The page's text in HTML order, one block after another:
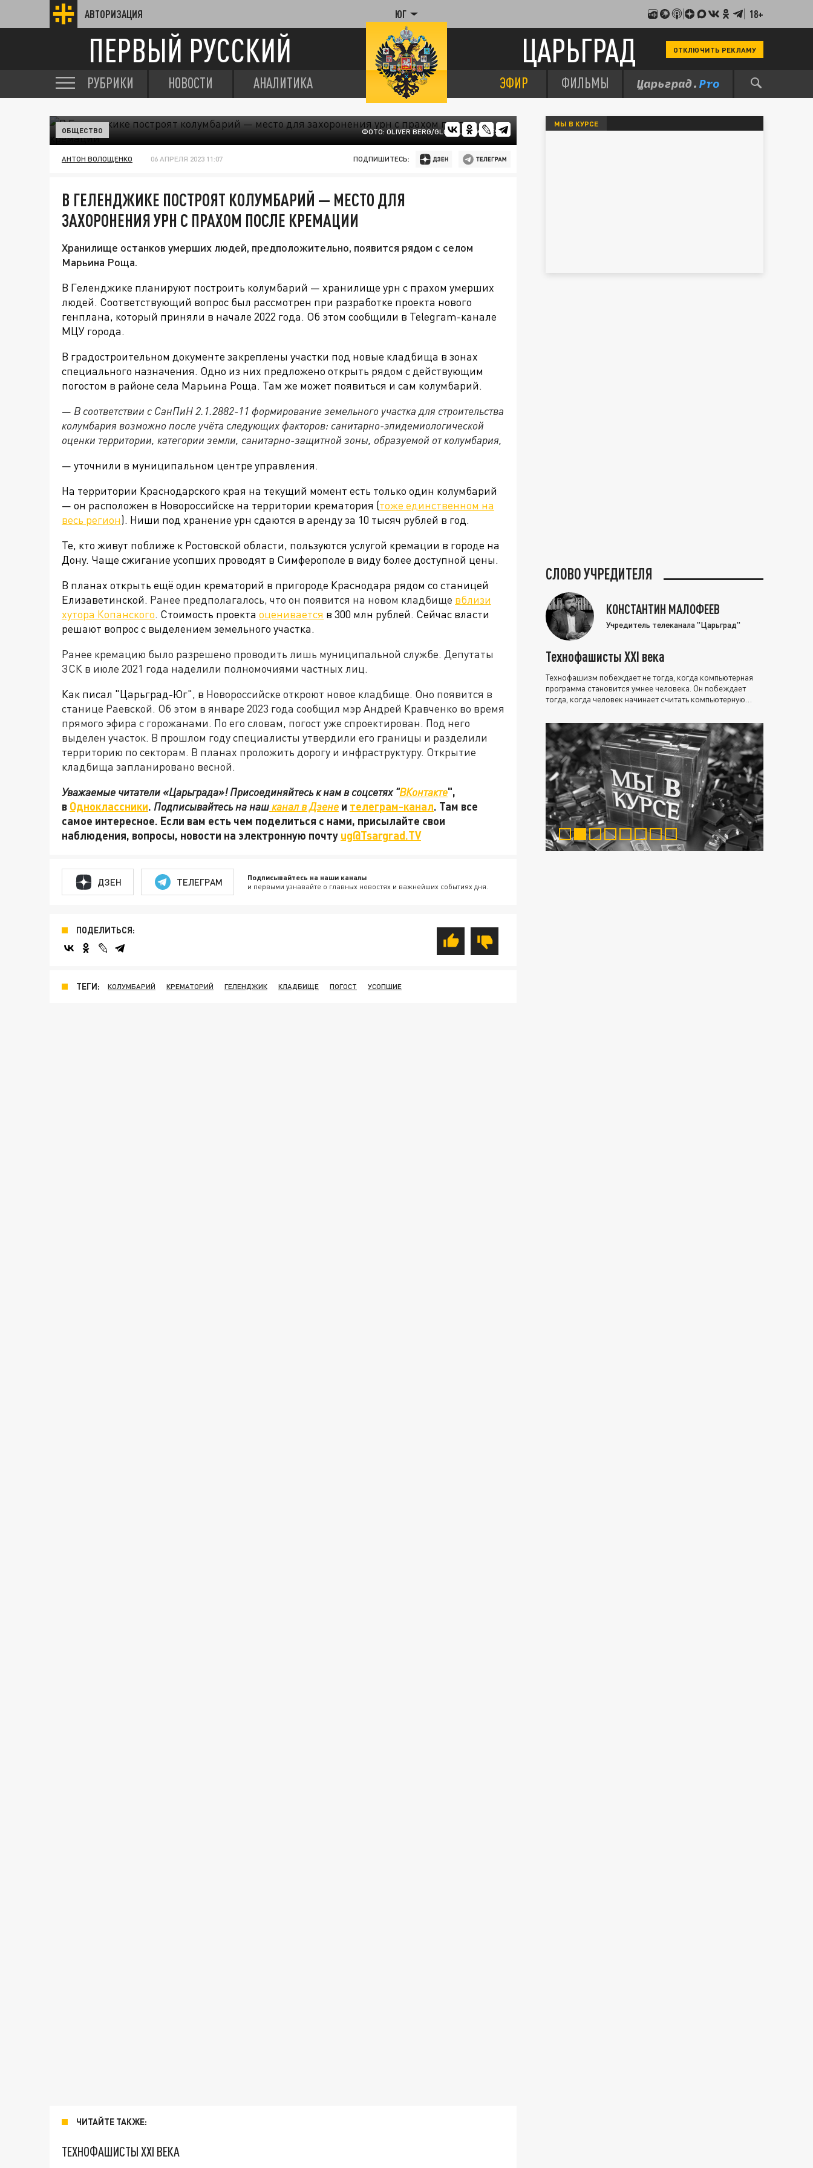
АВТОРИЗАЦИЯ ЮГ 18+
ПЕРВЫЙ РУССКИЙ ЦАРЬГРАД ОТКЛЮЧИТЬ РЕКЛАМУ
РУБРИКИ НОВОСТИ АНАЛИТИКА ЭФИР ФИЛЬМЫ
ФОТО: OLIVER BERG/GLOBALLOOKPRESS
ОБЩЕСТВО
АНТОН ВОЛОЩЕНКО 06 АПРЕЛЯ 2023 11:07 ПОДПИШИТЕСЬ:
В ГЕЛЕНДЖИКЕ ПОСТРОЯТ КОЛУМБАРИЙ — МЕСТО ДЛЯ
ЗАХОРОНЕНИЯ УРН С ПРАХОМ ПОСЛЕ КРЕМАЦИИ
Хранилище останков умерших людей, предположительно, появится рядом с селом
Марьина Роща.
В Геленджике планируют построить колумбарий — хранилище урн с прахом умерших
людей. Соответствующий вопрос был рассмотрен при разработке проекта нового
генплана, который приняли в начале 2022 года. Об этом сообщили в Telegram-канале
МЦУ города.
В градостроительном документе закреплены участки под новые кладбища в зонах
специального назначения. Одно из них предложено открыть рядом с действующим
погостом в районе села Марьина Роща. Там же может появиться и сам колумбарий.
— В соответствии с СанПиН 2.1.2882-11 формирование земельного участка для строительства
колумбария возможно после учёта следующих факторов: санитарно-эпидемиологической
оценки территории, категории земли, санитарно-защитной зоны, образуемой от колумбария,
— уточнили в муниципальном центре управления.
На территории Краснодарского края на текущий момент есть только один колумбарий
— он расположен в Новороссийске на территории крематория (тоже единственном на
весь регион). Ниши под хранение урн сдаются в аренду за 10 тысяч рублей в год.
Те, кто живут поближе к Ростовской области, пользуются услугой кремации в городе на
Дону. Чаще сжигание усопших проводят в Симферополе в виду более доступной цены.
В планах открыть ещё один крематорий в пригороде Краснодара рядом со станицей
Елизаветинской. Ранее предполагалось, что он появится на новом кладбище вблизи
хутора Копанского. Стоимость проекта оценивается в 300 млн рублей. Сейчас власти
решают вопрос с выделением земельного участка.
Ранее кремацию было разрешено проводить лишь муниципальной службе. Депутаты
ЗСК в июле 2021 года наделили полномочиями частных лиц.
Как писал "Царьград-Юг", в Новороссийске откроют новое кладбище. Оно появится в
станице Раевской. Об этом в январе 2023 года сообщил мэр Андрей Кравченко во время
прямого эфира с горожанами. По его словам, погост уже спроектирован. Под него
выделен участок. В прошлом году специалисты утвердили его границы и разделили
территорию по секторам. В планах проложить дорогу и инфраструктуру. Открытие
кладбища запланировано весной.
Уважаемые читатели «Царьграда»! Присоединяйтесь к нам в соцсетях "ВКонтакте",
в Одноклассники. Подписывайтесь на нашканал в Дзене и телеграм-канал. Там все
самое интересное. Если вам есть чем поделиться с нами, присылайте свои
наблюдения, вопросы, новости на электронную почту ug@Tsargrad.TV
ДЗЕН ТЕЛЕГРАМ Подписывайтесь на наши каналы
и первыми узнавайте о главных новостях и важнейших событиях дня.
ПОДЕЛИТЬСЯ:
ТЕГИ: КОЛУМБАРИЙ КРЕМАТОРИЙ ГЕЛЕНДЖИК КЛАДБИЩЕ ПОГОСТ УСОПШИЕ
ЧИТАЙТЕ ТАКЖЕ:
ТЕХНОФАШИСТЫ XXI ВЕКА
МЫ В КУРСЕ
СЛОВО УЧРЕДИТЕЛЯ
КОНСТАНТИН МАЛОФЕЕВ
Учредитель телеканала "Царьград"
Технофашисты XXI века
Технофашизм побеждает не тогда, когда компьютерная
программа становится умнее человека. Он побеждает
тогда, когда человек начинает считать компьютерную